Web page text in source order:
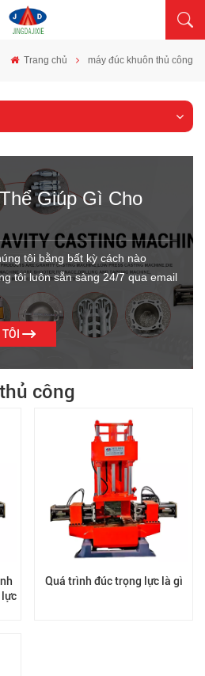
Trang chủ máy đúc khuôn thủ công
Giúp Gì Cho
tôi bằng bất kỳ cách nào
tôi luôn sẵn sàng 24/7 qua email
công
Quá trình đúc trọng lực là gì